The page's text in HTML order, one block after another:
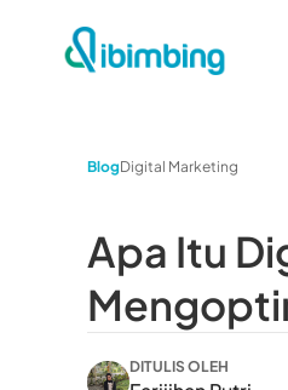
BlogDigital Marketing
Apa Itu
DITULIS OLEH